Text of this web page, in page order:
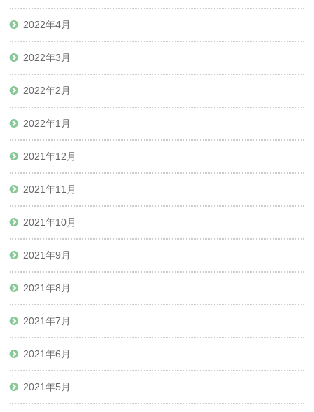
2022年4月
2022年3月
2022年2月
2022年1月
2021年12月
2021年11月
2021年10月
2021年9月
2021年8月
2021年7月
2021年6月
2021年5月